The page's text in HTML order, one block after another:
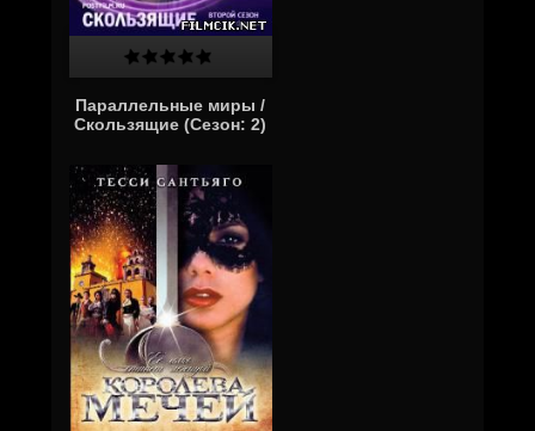
Параллельные миры /
Скользящие (Cезон: 2)